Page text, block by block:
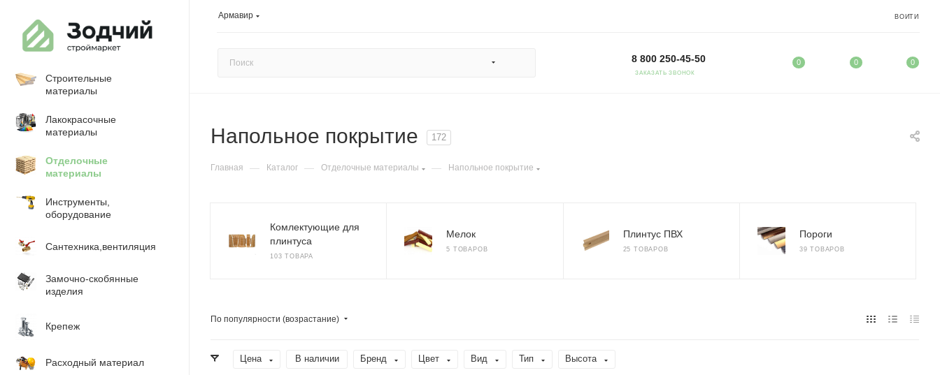
Армавир ВОЙТИ
8 800 250-45-50
ЗАКАЗАТЬ ЗВОНОК
0 0 0
Строительные
материалы
Лакокрасочные
материалы
Отделочные
материалы
Инструменты,
оборудование
Сантехника,вентиляция
Замочно-скобянные
изделия
Крепеж
Расходный материал
Напольное покрытие 172
Главная — Каталог — Отделочные материалы — Напольное покрытие
Комлектующие для
плинтуса
103 ТОВАРА
Мелок
5 ТОВАРОВ
Плинтус ПВХ
25 ТОВАРОВ
Пороги
39 ТОВАРОВ
По популярности (возрастание)
Цена В наличии Бренд Цвет Вид Тип Высота